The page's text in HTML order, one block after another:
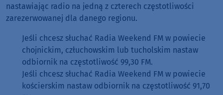
nastawiając radio na jedną z czterech częstotliwości
zarezerwowanej dla danego regionu.
Jeśli chcesz słuchać Radia Weekend FM w powiecie
chojnickim, człuchowskim lub tucholskim nastaw
odbiornik na częstotliwość 99,30 FM.
Jeśli chcesz słuchać Radia Weekend FM w powiecie
kościerskim nastaw odbiornik na częstotliwość 91,70